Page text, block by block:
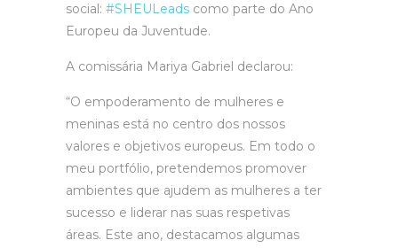
social: #SHEULeads como parte do Ano
Europeu da Juventude.
A comissária Mariya Gabriel declarou:
“O empoderamento de mulheres e
meninas está no centro dos nossos
valores e objetivos europeus. Em todo o
meu portfólio, pretendemos promover
ambientes que ajudem as mulheres a ter
sucesso e liderar nas suas respetivas
áreas. Este ano, destacamos algumas